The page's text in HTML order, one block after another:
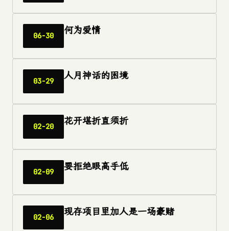
06-30
何为爱情
03-29
人月神话的困境
02-20
花开堪折直须折
02-09
要拒绝眼高手低
02-06
现存项目里加人是一场豪赌